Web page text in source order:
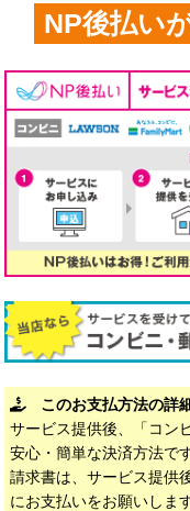
NP後払い
このお支払方法の詳
サービス提供後、「コン
安心・簡単な決済方法です
請求書は、サービス提供
にお支払いをお願いします